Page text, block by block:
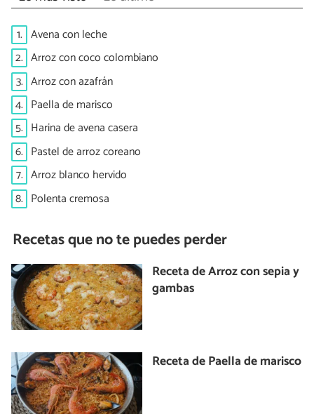
1. Avena con leche
2. Arroz con coco colombiano
3. Arroz con azafrán
4. Paella de marisco
5. Harina de avena casera
6. Pastel de arroz coreano
7. Arroz blanco hervido
8. Polenta cremosa
Recetas que no te puedes perder
Receta de Arroz con sepia y
gambas
Receta de Paella de marisco